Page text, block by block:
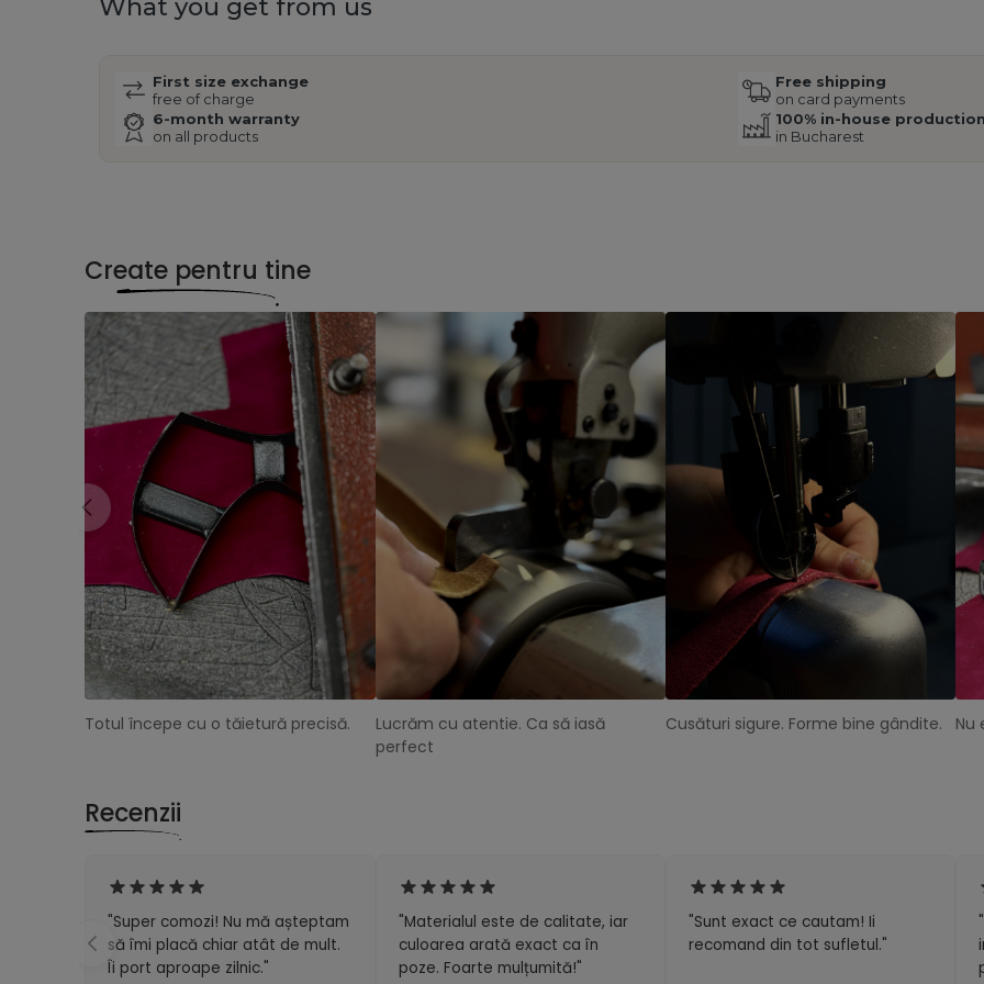
What you get from us
First size exchange
free of charge
Free shipping
on card payments
6-month warranty
on all products
100% in-house
in Bucharest
Create pentru tine
Totul începe cu o tăietură precisă.
Lucrăm cu atentie. Ca să iasă
perfect
Cusături sigure. Forme bine gândite. Nu
Recenzii
"Super comozi! Nu mă așteptam
să îmi placă chiar atât de mult.
Îi port aproape zilnic."
"Materialul este de calitate, iar
culoarea arată exact ca în
poze. Foarte mulțumită!"
"Sunt exact ce cautam! Ii
recomand din tot sufletul."